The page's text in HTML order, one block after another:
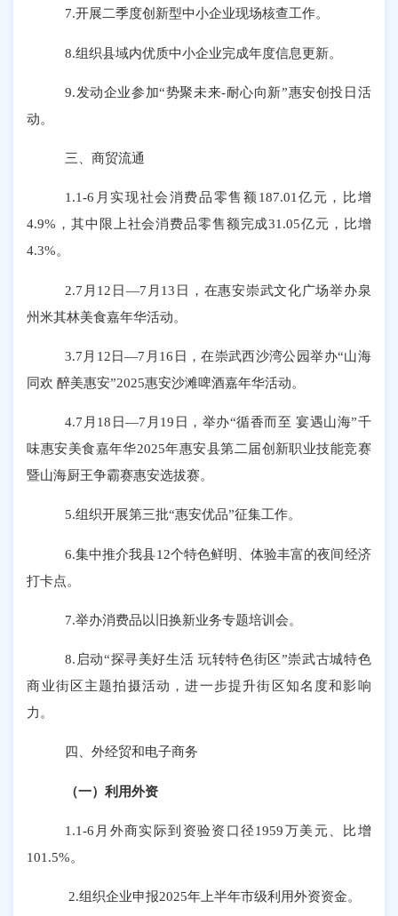
7.开展二季度创新型中小企业现场核查工作。
8.组织县域内优质中小企业完成年度信息更新。
9.发动企业参加“势聚未来-耐心向新”惠安创投日活
动。
三、商贸流通
1.1-6月实现社会消费品零售额187.01亿元，比增
4.9%，其中限上社会消费品零售额完成31.05亿元，比增
4.3%。
2.7月12日—7月13日，在惠安崇武文化广场举办泉
州米其林美食嘉年华活动。
3.7月12日—7月16日，在崇武西沙湾公园举办“山海
同欢 醉美惠安”2025惠安沙滩啤酒嘉年华活动。
4.7月18日—7月19日，举办“循香而至 宴遇山海”千
味惠安美食嘉年华2025年惠安县第二届创新职业技能竞赛
暨山海厨王争霸赛惠安选拔赛。
5.组织开展第三批“惠安优品”征集工作。
6.集中推介我县12个特色鲜明、体验丰富的夜间经济
打卡点。
7.举办消费品以旧换新业务专题培训会。
8. 启动“探寻美好生活 玩转特色街区”崇武古城特色
商业街区主题拍摄活动，进一步提升街区知名度和影响
力。
四、外经贸和电子商务
（一）利用外资
1.1-6月外商实际到资验资口径1959万美元、比增
101.5%。
2.组织企业申报2025年上半年市级利用外资资金。